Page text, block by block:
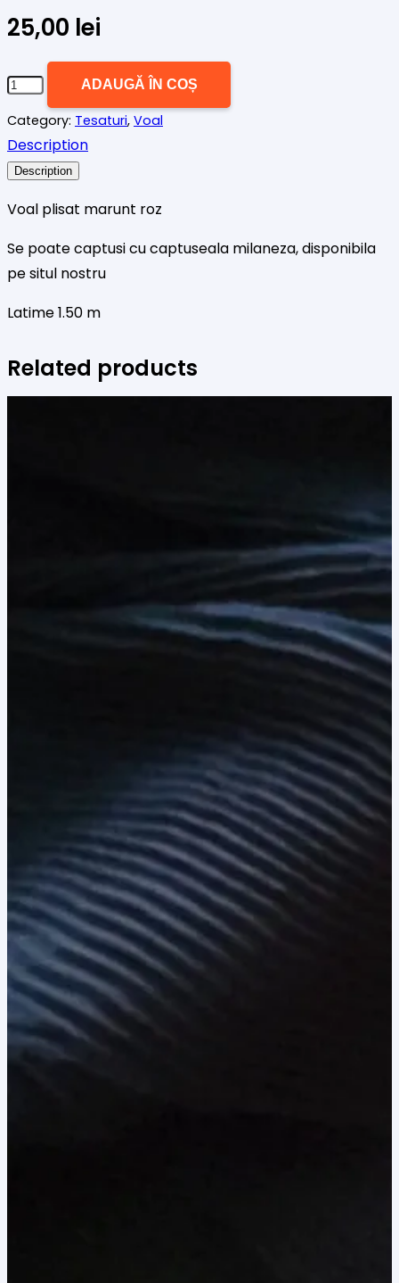
25,00 lei
Cantitate
PLISAT
MARUNT
ROZ
ADAUGĂ ÎN COȘ
Category: Tesaturi, Voal
Description
Description
Voal plisat marunt roz
Se poate captusi cu captuseala milaneza, disponibila
pe situl nostru
Latime 1.50 m
Related products